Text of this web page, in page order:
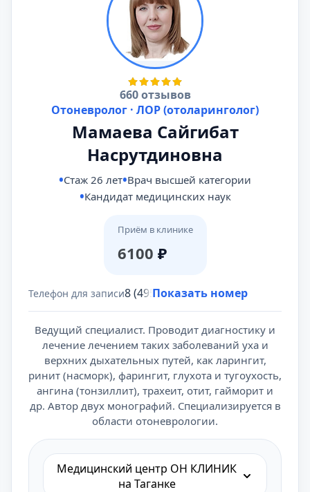
660 отзывов
Отоневролог · ЛОР (отоларинголог)
Мамаева Сайгибат
Насрутдиновна
Стаж 26 лет Врач высшей категории
Кандидат медицинских наук
Приём в клинике
6100 ₽
Телефон для записи8 (495) 431-69-47
Показать номер
Ведущий специалист. Проводит диагностику и
лечение лечением таких заболеваний уха и
верхних дыхательных путей, как ларингит,
ринит (насморк), фарингит, глухота и тугоухость,
ангина (тонзиллит), трахеит, отит, гайморит и
др. Автор двух монографий. Специализируется в
области отоневрологии.
Медицинский центр ОН КЛИНИК
на Таганке